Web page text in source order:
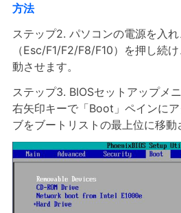
方法
ステップ2. パソコンの電源を入
（Esc/F1/F2/F8/F10）を押し続
動させます。
ステップ3. BIOSセットアップメ
右矢印キーで「Boot」ペインに
ブをブートリストの最上位に移動